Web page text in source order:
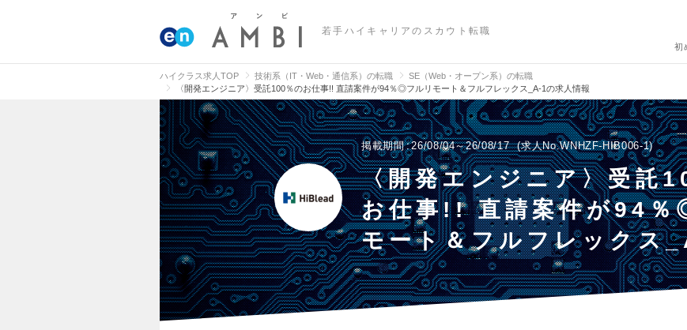
若手ハイキャリアのスカウト転職
初
ハイクラス求人TOP 技術系（IT・Web・通信系）の転職
SE（Web・オープン系）の転職
〈開発エンジニア〉受託100％のお仕事!! 直請案件が94％◎フルリモート＆フルフレックス_A-1の求人情報
掲載期間 26/08/04～26/08/17 求人No.WNHZF-HIB006-1
〈開発エンジニア〉受託
お仕事!! 直請案件が94
モート＆フルフレックス